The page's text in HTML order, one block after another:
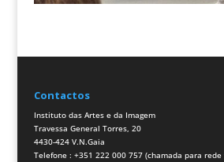
Contactos
Instituto das Artes e da Imagem
Travessa General Torres, 20
4430-424 V.N.Gaia
Telefone : +351 222 000 757 (chamada para